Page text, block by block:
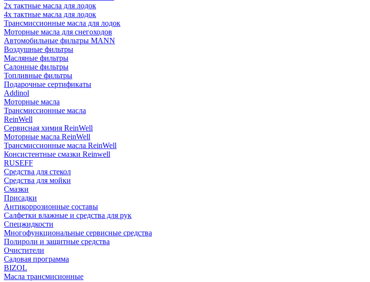
2х тактные масла для лодок
4х тактные масла для лодок
Трансмиссионные масла для лодок
Моторные масла для снегоходов
Автомобильные фильтры MANN
Воздушные фильтры
Масляные фильтры
Салонные фильтры
Топливные фильтры
Подарочные сертификаты
Addinol
Моторные масла
Трансмиссионные масла
ReinWell
Сервисная химия ReinWell
Моторные масла ReinWell
Трансмиссионные масла ReinWell
Консистентные смазки Reinwell
RUSEFF
Средства для стекол
Средства для мойки
Смазки
Присадки
Антикоррозионные составы
Салфетки влажные и средства для рук
Спецжидкости
Многофункциональные сервисные средства
Полироли и защитные средства
Очистители
Садовая программа
BIZOL
Масла трансмисионные